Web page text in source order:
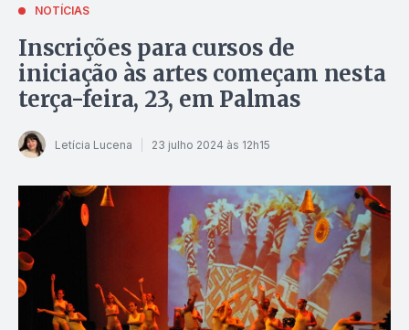
NOTÍCIAS
Inscrições para cursos de
iniciação às artes começam nesta
terça-feira, 23, em Palmas
Letícia Lucena 23 julho 2024 às 12h15